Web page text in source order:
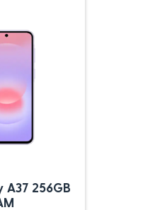
A37 256GB